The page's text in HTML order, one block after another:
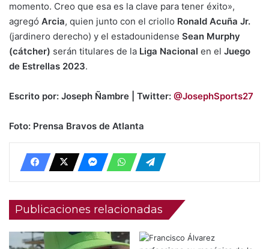
momento. Creo que esa es la clave para tener éxito»,
agregó Arcia, quien junto con el criollo Ronald Acuña Jr.
(jardinero derecho) y el estadounidense Sean Murphy
(cátcher) serán titulares de la Liga Nacional en el Juego
de Estrellas 2023.
Escrito por: Joseph Ñambre | Twitter: @JosephSports27
Foto: Prensa Bravos de Atlanta
Publicaciones relacionadas